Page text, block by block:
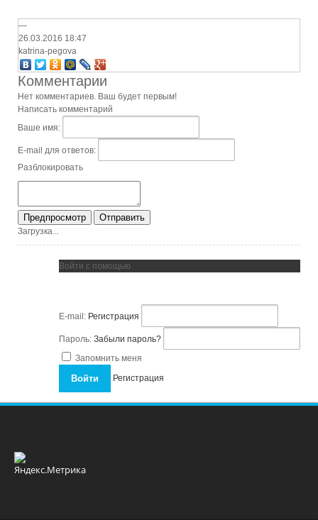
—
26.03.2016 18:47
katrina-pegova
Комментарии
Нет комментариев. Ваш будет первым!
Написать комментарий
Ваше имя:
E-mail для ответов:
Разблокировать
Загрузка...
Войти с помощью
E-mail: Регистрация
Пароль: Забыли пароль?
Запомнить меня
Регистрация